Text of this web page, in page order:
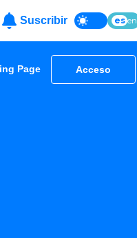
Suscribir es en
Page Acceso